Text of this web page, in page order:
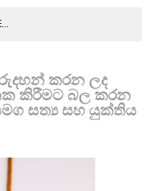
කරන ලද
කිරීමට බල කරන
සත්‍ය සහ යුක්තිය